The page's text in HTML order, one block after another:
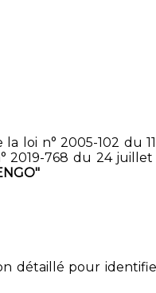
loi n° 2005-102 du
768 du 24 juillet
détaillé pour